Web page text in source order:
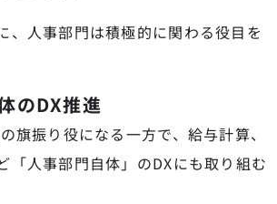
、人事部門は積極的に関わる役目を
のDX推進
旗振り役になる一方で、給与計算、
「人事部門自体」のDXにも取り組む